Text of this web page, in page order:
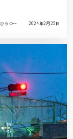
らつー 2024年2月25日